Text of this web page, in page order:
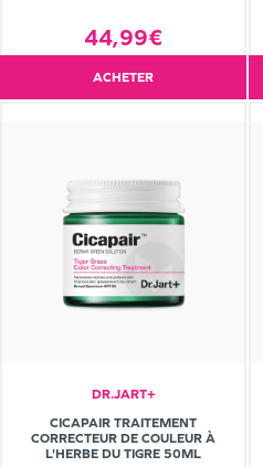
44,99€
ACHETER
DR.JART+
CICAPAIR TRAITEMENT
CORRECTEUR DE COULEUR À
L'HERBE DU TIGRE 50ML